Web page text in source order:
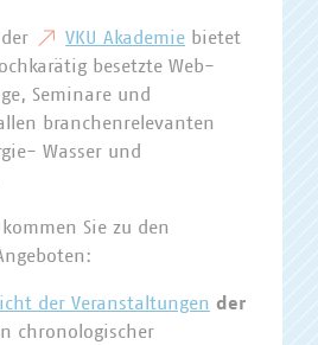
VKU Akademie bietet
besetzte Web-
Seminare und
branchenrelevanten
Wasser und
Sie zu den
der Veranstaltungen der
chronologischer